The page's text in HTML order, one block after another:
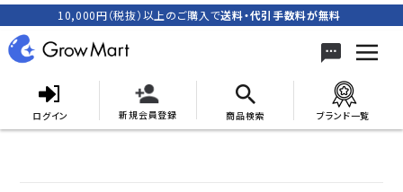
10,000円（税抜）以上のご購入で送料・代引手数料が無料
ログイン 新規会員登録 商品検索 ブランド一覧